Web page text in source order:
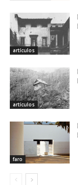
artículos
artículos
faro